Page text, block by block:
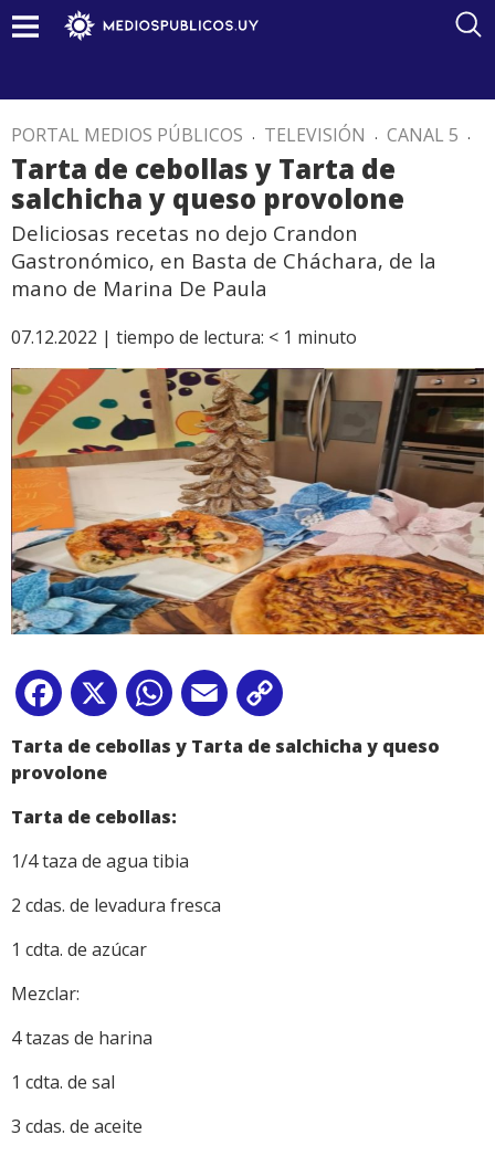
PORTAL MEDIOS PÚBLICOS . TELEVISIÓN . CANAL 5 .
Tarta de cebollas y Tarta de
salchicha y queso provolone
Deliciosas recetas no dejo Crandon
Gastronómico, en Basta de Cháchara, de la
mano de Marina De Paula
07.12.2022 | tiempo de lectura: < 1 minuto
Facebook
X WhatsApp
Email
Link
Tarta de cebollas y Tarta de salchicha y queso
provolone
Tarta de cebollas:
1/4 taza de agua tibia
2 cdas. de levadura fresca
1 cdta. de azúcar
Mezclar:
4 tazas de harina
1 cdta. de sal
3 cdas. de aceite